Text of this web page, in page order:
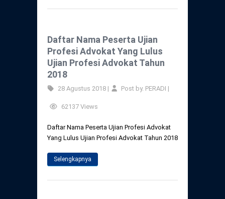
Daftar Nama Peserta Ujian
Profesi Advokat Yang Lulus
Ujian Profesi Advokat Tahun
2018
28 Agustus 2018 | Post by. PERADI |
62137 Views
Daftar Nama Peserta Ujian Profesi Advokat
Yang Lulus Ujian Profesi Advokat Tahun 2018
Selengkapnya